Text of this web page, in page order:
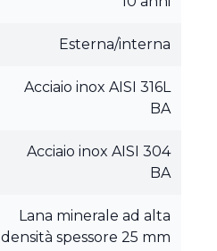
Esterna/interna
Acciaio inox AISI 316L
BA
Acciaio inox AISI 304
BA
Lana minerale ad alta
densità spessore 25 mm